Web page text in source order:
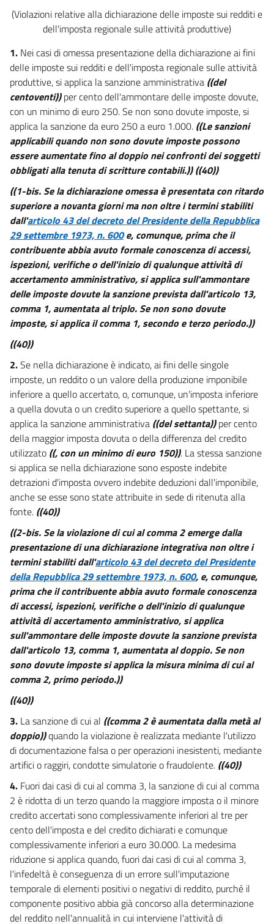
(Violazioni relative alla dichiarazione delle imposte sui redditi e
dell'imposta regionale sulle attività produttive)
1. Nei casi di omessa presentazione della dichiarazione ai fini
delle imposte sui redditi e dell'imposta regionale sulle attività
produttive, si applica la sanzione amministrativa ((del
centoventi))per cento dell'ammontare delle imposte dovute,
con un minimo di euro 250. Se non sono dovute imposte, si
applica la sanzione da euro 250 a euro 1.000. ((Le sanzioni
applicabili quando non sono dovute imposte possono
essere aumentate fino al doppio nei confronti dei soggetti
obbligati alla tenuta di scritture contabili.)) ((40))
((1-bis. Se la dichiarazione omessa è presentata con ritardo
superiore a novanta giorni ma non oltre i termini stabiliti
dall'articolo 43 del decreto del Presidente della Repubblica
29 settembre 1973, n. 600e, comunque, prima che il
contribuente abbia avuto formale conoscenza di accessi,
ispezioni, verifiche o dell'inizio di qualunque attività di
accertamento amministrativo, si applica sull'ammontare
delle imposte dovute la sanzione prevista dall'articolo 13,
comma 1, aumentata al triplo. Se non sono dovute
imposte, si applica il comma 1, secondo e terzo periodo.))
((40))
2.Se nella dichiarazione è indicato, ai fini delle singole
imposte, un reddito o un valore della produzione imponibile
inferiore a quello accertato, o, comunque, un'imposta inferiore
a quella dovuta o un credito superiore a quello spettante, si
applica la sanzione amministrativa ((del settanta))per cento
della maggior imposta dovuta o della differenza del credito
utilizzato ((, con un minimo di euro 150)). La stessa sanzione
si applica se nella dichiarazione sono esposte indebite
detrazioni d'imposta ovvero indebite deduzioni dall'imponibile,
anche se esse sono state attribuite in sede di ritenuta alla
fonte. ((40))
((2-bis. Se la violazione di cui al comma 2 emerge dalla
presentazione di una dichiarazione integrativa non oltre i
termini stabiliti dall'articolo 43 del decreto del Presidente
della Repubblica 29 settembre 1973, n. 600, e, comunque,
prima che il contribuente abbia avuto formale conoscenza
di accessi, ispezioni, verifiche o dell'inizio di qualunque
attività di accertamento amministrativo, si applica
sull'ammontare delle imposte dovute la sanzione prevista
dall'articolo 13, comma 1, aumentata al doppio. Se non
sono dovute imposte si applica la misura minima di cui al
comma 2, primo periodo.))
((40))
3. La sanzione di cui al ((comma 2 è aumentata dalla metà al
doppio))quando la violazione è realizzata mediante l'utilizzo
di documentazione falsa o per operazioni inesistenti, mediante
artifici o raggiri, condotte simulatorie o fraudolente. ((40))
4. Fuori dai casi di cui al comma 3, la sanzione di cui al comma
2 è ridotta di un terzo quando la maggiore imposta o il minore
credito accertati sono complessivamente inferiori al tre per
cento dell'imposta e del credito dichiarati e comunque
complessivamente inferiori a euro 30.000. La medesima
riduzione si applica quando, fuori dai casi di cui al comma 3,
l'infedeltà è conseguenza di un errore sull'imputazione
temporale di elementi positivi o negativi di reddito, purché il
componente positivo abbia già concorso alla determinazione
del reddito nell'annualità in cui interviene l'attività di